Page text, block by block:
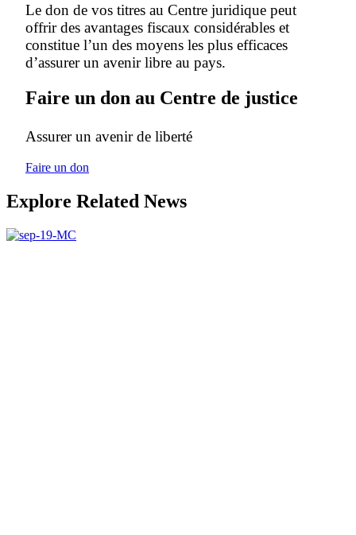
Le don de vos titres au Centre juridique peut
offrir des avantages fiscaux considérables et
constitue l’un des moyens les plus efficaces
d’assurer un avenir libre au pays.
Faire un don au Centre de justice
Assurer un avenir de liberté
Faire un don
Explore Related News